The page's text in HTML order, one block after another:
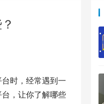
时，经常遇到一
，让你了解哪些